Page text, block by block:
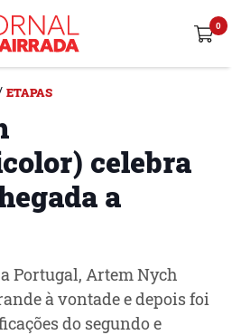
ETAPAS
celebra
a
Portugal, Artem Nych
à vontade e depois foi
do segundo e